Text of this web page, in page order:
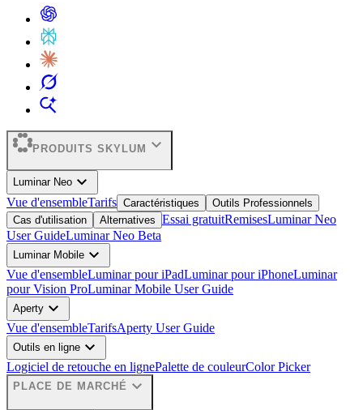
PRODUITS SKYLUM expand_more
Luminar Neo expand_more
Vue d'ensembleTarifs Caractéristiques
Outils Professionnels
Cas d'utilisation
Alternatives Essai gratuitRemisesLuminar Neo
User GuideLuminar Neo Beta
Luminar Mobile expand_more
Vue d'ensembleLuminar pour iPadLuminar pour iPhoneLuminar
pour Vision ProLuminar Mobile User Guide
Aperty expand_more
Vue d'ensembleTarifsAperty User Guide
Outils en ligne expand_more
Logiciel de retouche en lignePalette de couleurColor Picker
PLACE DE MARCHÉ expand_more